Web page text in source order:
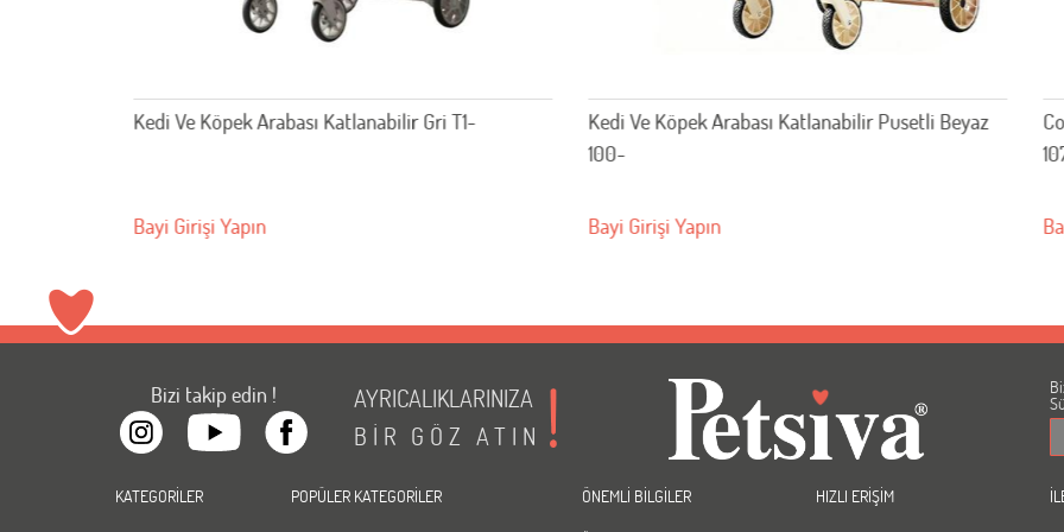
Kedi Ve Köpek Arabası Katlanabilir Gri T1-
Bayi Girişi Yapın
Kedi Ve Köpek Arabası Katlanabilir Pusetli Beyaz
100-
Bayi Girişi Yapın
Bizi takip edin !
AYRICALIKLARINIZA
BİR GÖZ ATIN
KATEGORİLER POPÜLER KATEGORİLER ÖNEMLİ BİLGİLER HIZLI ERİŞİM